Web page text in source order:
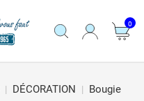
0
DÉCORATION
Bougie